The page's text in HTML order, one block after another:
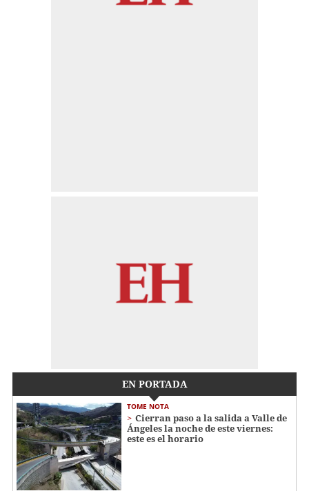
EN PORTADA
TOME NOTA
Cierran paso a la salida a Valle de
Ángeles la noche de este viernes:
este es el horario